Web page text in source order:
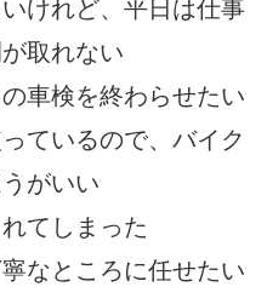
けれど、平日は仕事
取れない
車検を終わらせたい
ているので、バイク
がいい
てしまった
なところに任せたい